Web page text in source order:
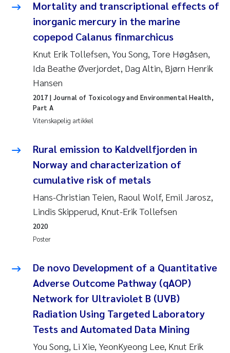
Mortality and transcriptional effects of
inorganic mercury in the marine
copepod Calanus finmarchicus
Knut Erik Tollefsen, You Song, Tore Høgåsen,
Ida Beathe Øverjordet, Dag Altin, Bjørn Henrik
Hansen
Vitenskapelig artikkel
2017 | Journal of Toxicology and Environmental Health,
Part A
Rural emission to Kaldvellfjorden in
Norway and characterization of
cumulative risk of metals
Hans-Christian Teien, Raoul Wolf, Emil Jarosz,
Lindis Skipperud, Knut-Erik Tollefsen
Poster
2020
De novo Development of a Quantitative
Adverse Outcome Pathway (qAOP)
Network for Ultraviolet B (UVB)
Radiation Using Targeted Laboratory
Tests and Automated Data Mining
You Song, Li Xie, YeonKyeong Lee, Knut Erik